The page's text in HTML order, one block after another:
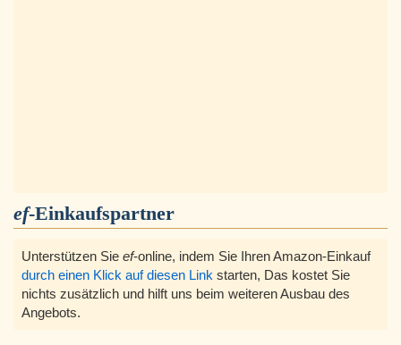
ef-Einkaufspartner
Unterstützen Sie ef-online, indem Sie Ihren Amazon-Einkauf
durch einen Klick auf diesen Link starten, Das kostet Sie
nichts zusätzlich und hilft uns beim weiteren Ausbau des
Angebots.